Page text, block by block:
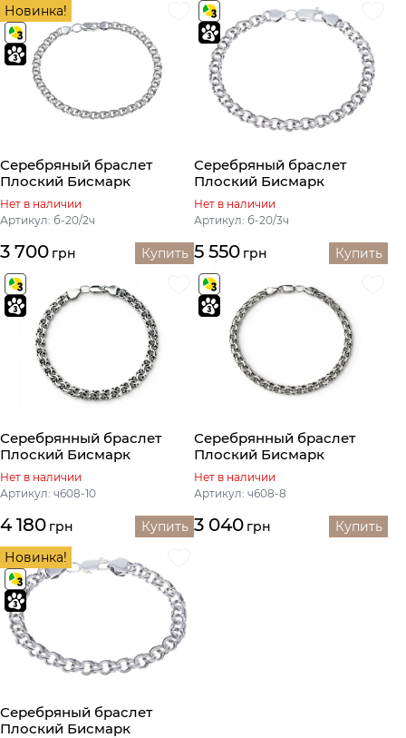
Новинка!
Серебряный браслет
Плоский Бисмарк
Нет в наличии
Артикул: б-20/2ч
3 700 грн Купить
Серебряный браслет
Плоский Бисмарк
Нет в наличии
Артикул: б-20/3ч
5 550 грн Купить
Серебрянный браслет
Плоский Бисмарк
Нет в наличии
Артикул: ч608-10
4 180 грн Купить
Серебрянный браслет
Плоский Бисмарк
Нет в наличии
Артикул: ч608-8
3 040 грн
Купить
Новинка!
Серебряный браслет
Плоский Бисмарк